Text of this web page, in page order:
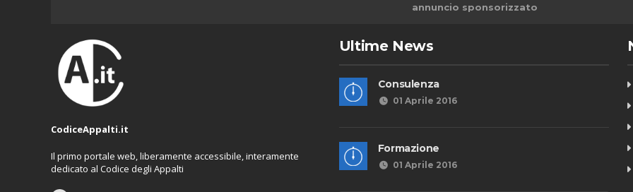
annuncio sponsorizzato
CodiceAppalti.it
Il primo portale web, liberamente accessibile, interamente
dedicato al Codice degli Appalti
Ultime News
Consulenza
01 Aprile 2016
Formazione
01 Aprile 2016